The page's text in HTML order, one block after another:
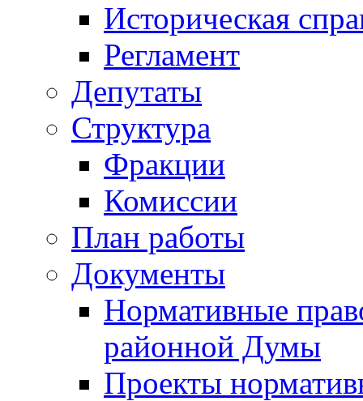
Историческая
Регламент
Депутаты
Структура
Фракции
Комиссии
План работы
Документы
Нормативные
районной Думы
Проекты